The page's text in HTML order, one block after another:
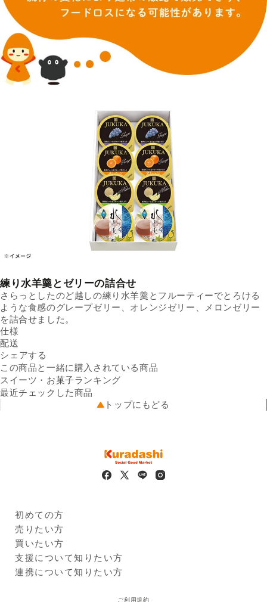
練り水羊羹とゼリーの詰合せ
さらっとしたのど越しの練り水羊羹とフルーティーでとろける
ような食感のグレープゼリー、オレンジゼリー、メロンゼリー
を詰合せました。
仕様
内容量
熟果ゼリーオレンジ：52g×2
【熟果ゼリー グレープ】果糖
ム（加工油脂、乳たん白、発
酵乳）／ゲル化剤（増粘多糖
類）、酸味料、香料、アカキ
配送
送料
可能性があります。
出荷元
配送業者
全国
シェアする
この商品と一緒に購入されている商品
スイーツ・お菓子ランキング
最近チェックした商品
トップにもどる
初めての方
Kuradashiとは
ご利用ガイド
売りたい方
クラダシに出品する
出品企業
買いたい方
商品一覧
ログイン・新規登録
支援について知りたい方
支援レポート
連携について知りたい方
ご利用規約